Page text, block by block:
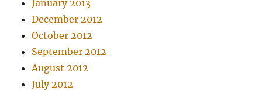
January 2013
December 2012
October 2012
September 2012
August 2012
July 2012